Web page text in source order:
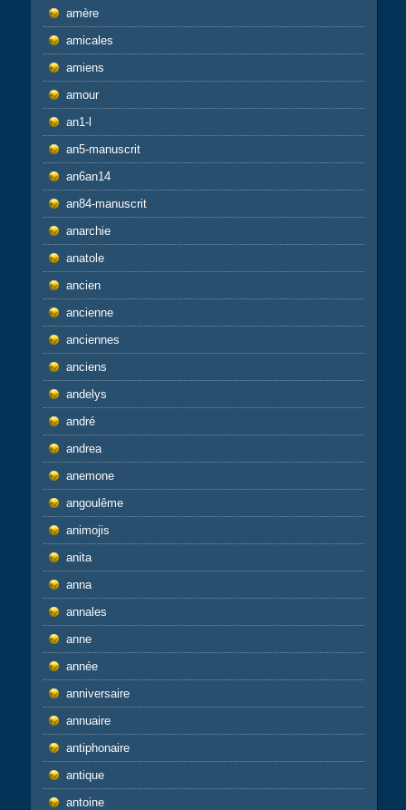
amère
amicales
amiens
amour
an1-l
an5-manuscrit
an6an14
an84-manuscrit
anarchie
anatole
ancien
ancienne
anciennes
anciens
andelys
andré
andrea
anemone
angoulême
animojis
anita
anna
annales
anne
année
anniversaire
annuaire
antiphonaire
antique
antoine